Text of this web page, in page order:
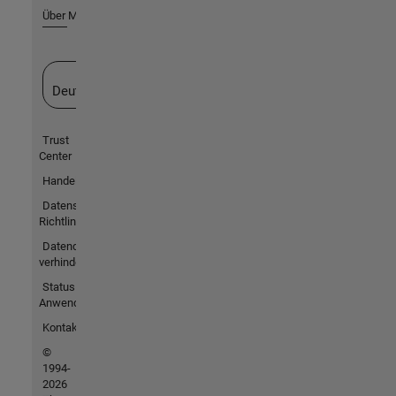
Über MathWorks
Deutschland
Trust
Center
Handelsmarken
Datenschutz-
Richtlinien
Datendiebstahl
verhindern
Status von
Anwendungen
Kontakt
©
1994-
2026